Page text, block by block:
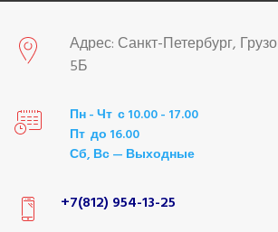
Адрес: Санкт-Петербург,
5Б
Пн - Чт с 10.00 - 17.00
Пт до 16.00
Сб, Вс — Выходные
+7(812) 954-13-25